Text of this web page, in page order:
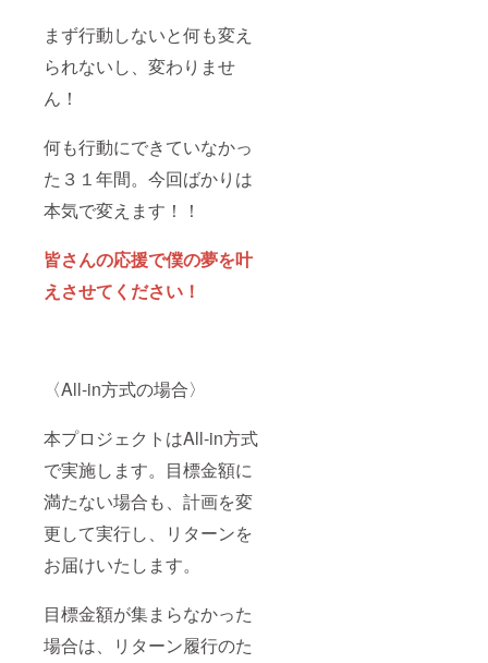
まず行動しないと何も変え
られないし、変わりませ
ん！
何も行動にできていなかっ
た３１年間。今回ばかりは
本気で変えます！！
皆さんの応援で僕の夢を叶
えさせてください！
〈All-in方式の場合〉
本プロジェクトはAll-in方式
で実施します。目標金額に
満たない場合も、計画を変
更して実行し、リターンを
お届けいたします。
目標金額が集まらなかった
場合は、リターン履行のた